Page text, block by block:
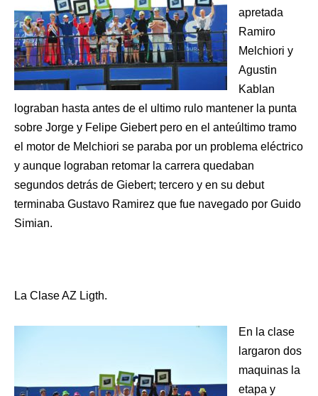
apretada
Ramiro
Melchiori y
Agustin
Kablan
lograban hasta antes de el ultimo rulo mantener la punta
sobre Jorge y Felipe Giebert pero en el anteúltimo tramo
el motor de Melchiori se paraba por un problema eléctrico
y aunque lograban retomar la carrera quedaban
segundos detrás de Giebert; tercero y en su debut
terminaba Gustavo Ramirez que fue navegado por Guido
Simian.
La Clase AZ Ligth.
En la clase
largaron dos
maquinas la
etapa y